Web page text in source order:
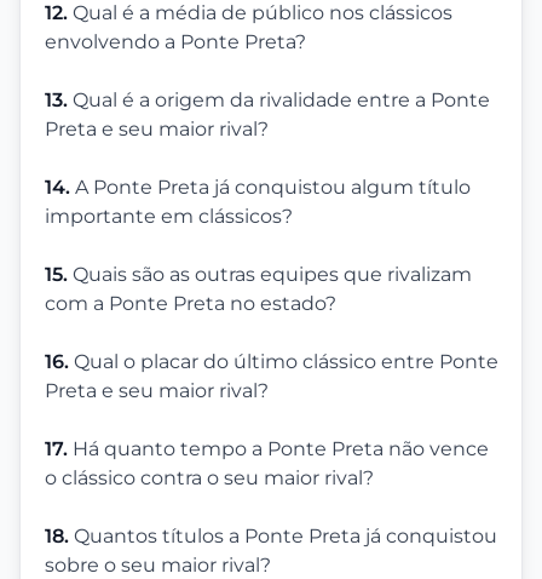
12. Qual é a média de público nos clássicos
envolvendo a Ponte Preta?
13. Qual é a origem da rivalidade entre a Ponte
Preta e seu maior rival?
14. A Ponte Preta já conquistou algum título
importante em clássicos?
15. Quais são as outras equipes que rivalizam
com a Ponte Preta no estado?
16. Qual o placar do último clássico entre Ponte
Preta e seu maior rival?
17. Há quanto tempo a Ponte Preta não vence
o clássico contra o seu maior rival?
18. Quantos títulos a Ponte Preta já conquistou
sobre o seu maior rival?